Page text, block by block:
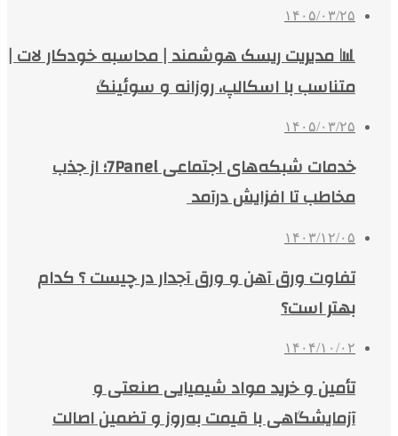
۱۴۰۵/۰۳/۲۵
📊 مدیریت ریسک هوشمند | محاسبه خودکار لات |
متناسب با اسکالپ، روزانه و سوئینگ
۱۴۰۵/۰۳/۲۵
خدمات شبکه‌های اجتماعی 7Panel؛ از جذب
مخاطب تا افزایش درآمد
۱۴۰۳/۱۲/۰۵
تفاوت ورق آهن و ورق آجدار در چیست ؟ کدام
بهتر است؟
۱۴۰۴/۱۰/۰۲
تأمین و خرید مواد شیمیایی صنعتی و
آزمایشگاهی با قیمت به‌روز و تضمین اصالت